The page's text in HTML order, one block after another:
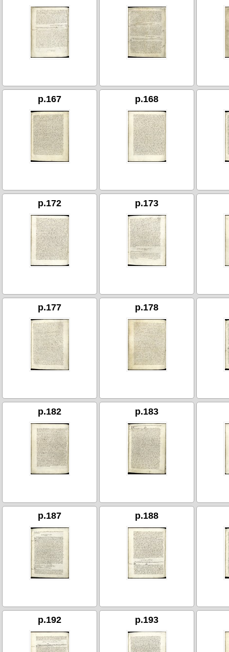
p.167 p.168
p.172 p.173
p.177 p.178
p.182 p.183
p.187 p.188
p.192 p.193